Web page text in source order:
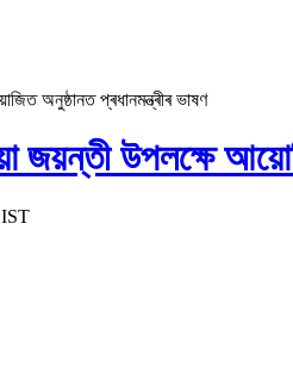
অনুষ্ঠানত প্ৰধানমন্ত্ৰীৰ ভাষণ
জয়ন্তী উপলক্ষে